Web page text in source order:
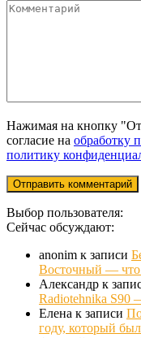
Нажимая на кнопку
согласие на обработку
политику
Выбор пользователя:
Сейчас обсуждают:
anonim к записи
Восточный — что
Александр к
Radiotehnika S90
Елена к записи
году, который